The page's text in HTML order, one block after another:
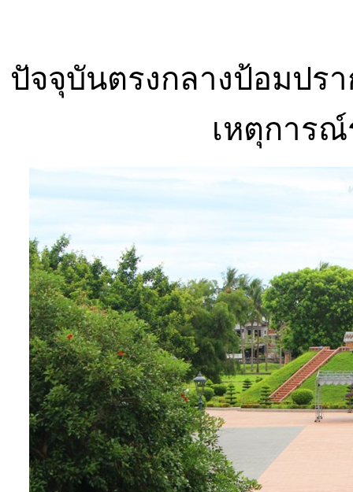
ปัจจุบันตรงกลางป้อมปร
เหตุการณ์